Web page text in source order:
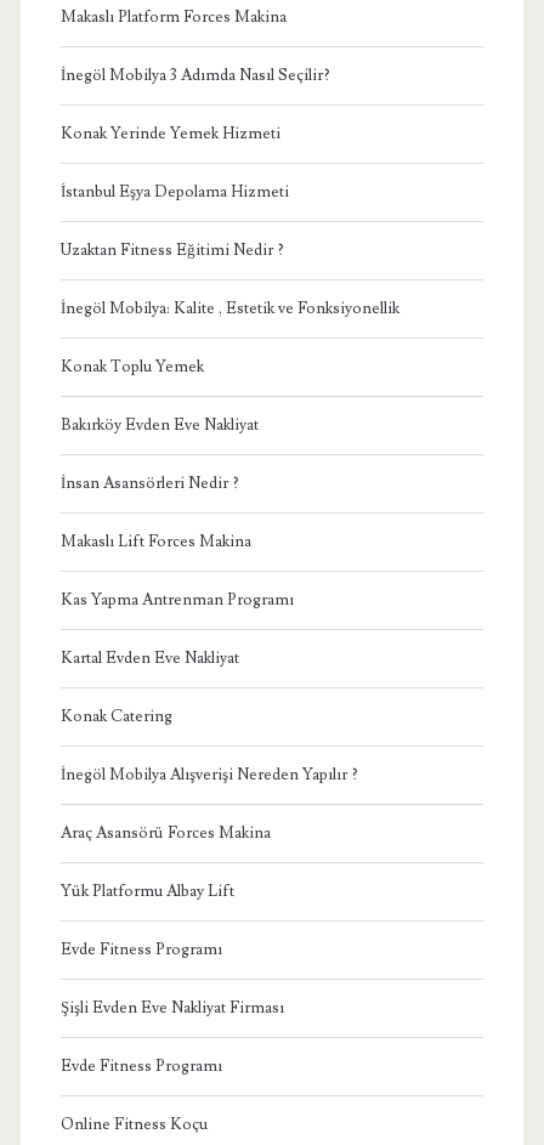
Makaslı Platform Forces Makina
İnegöl Mobilya 3 Adımda Nasıl Seçilir?
Konak Yerinde Yemek Hizmeti
İstanbul Eşya Depolama Hizmeti
Uzaktan Fitness Eğitimi Nedir ?
İnegöl Mobilya: Kalite , Estetik ve Fonksiyonellik
Konak Toplu Yemek
Bakırköy Evden Eve Nakliyat
İnsan Asansörleri Nedir ?
Makaslı Lift Forces Makina
Kas Yapma Antrenman Programı
Kartal Evden Eve Nakliyat
Konak Catering
İnegöl Mobilya Alışverişi Nereden Yapılır ?
Araç Asansörü Forces Makina
Yük Platformu Albay Lift
Evde Fitness Programı
Şişli Evden Eve Nakliyat Firması
Evde Fitness Programı
Online Fitness Koçu